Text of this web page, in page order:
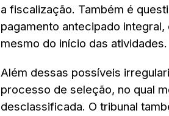
a fiscalização. Também é
pagamento antecipado
mesmo do início das atividades.
Além dessas possíveis
processo de seleção, no qual
desclassificada. O tribunal